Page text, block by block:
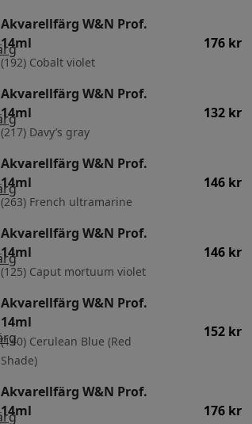
Akvarellfärg W&N Prof.
14ml
(192) Cobalt violet
176 kr
Akvarellfärg W&N Prof.
14ml
(217) Davy’s gray
132 kr
Akvarellfärg W&N Prof.
14ml
(263) French ultramarine
146 kr
Akvarellfärg W&N Prof.
14ml
(125) Caput mortuum violet
146 kr
Akvarellfärg W&N Prof.
14ml
(140) Cerulean Blue (Red
Shade)
152 kr
Akvarellfärg W&N Prof.
14ml
176 kr